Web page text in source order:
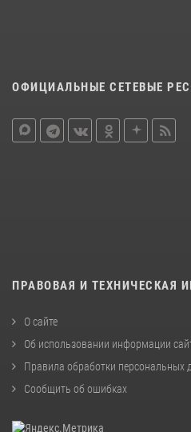
ОФИЦИАЛЬНЫЕ СЕТЕВЫЕ
ПРАВОВАЯ И ТЕХНИЧЕСКАЯ
О сайте
Об использовании информации
Правила обработки персональных
Сообщить об ошибках